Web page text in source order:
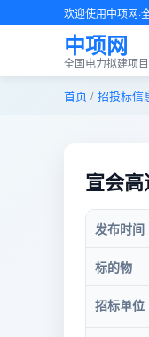
欢迎使用中项网·
中项网
全国电力拟建项
首页 / 招投标信
宣会
发布时间
标的物
招标单位